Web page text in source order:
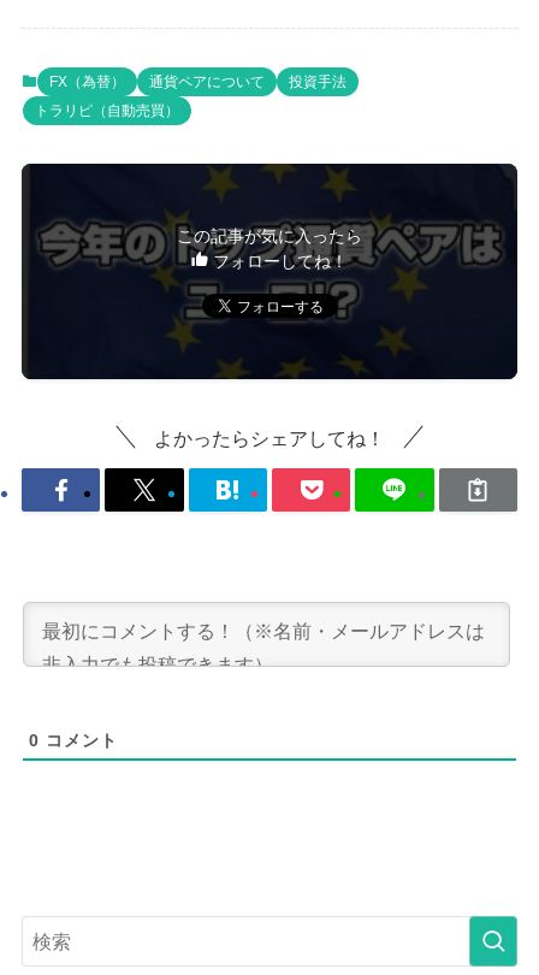
FX（為替） 通貨ペアについて
投資手法
トラリピ（自動売買）
この記事が気に入ったら
フォローしてね！
よかったらシェアしてね！
0 コメント